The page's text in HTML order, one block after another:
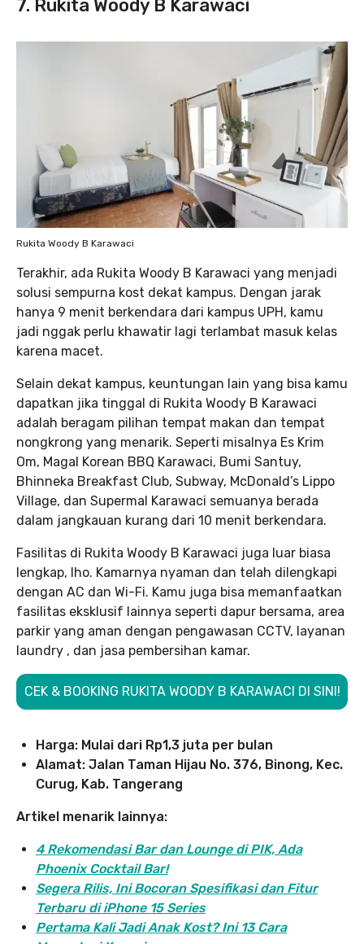
7. Rukita Woody B Karawaci
Rukita Woody B Karawaci
Terakhir, ada Rukita Woody B Karawaci yang menjadi
solusi sempurna kost dekat kampus. Dengan jarak
hanya 9 menit berkendara dari kampus UPH, kamu
jadi nggak perlu khawatir lagi terlambat masuk kelas
karena macet.
Selain dekat kampus, keuntungan lain yang bisa kamu
dapatkan jika tinggal di Rukita Woody B Karawaci
adalah beragam pilihan tempat makan dan tempat
nongkrong yang menarik. Seperti misalnya Es Krim
Om, Magal Korean BBQ Karawaci, Bumi Santuy,
Bhinneka Breakfast Club, Subway, McDonald’s Lippo
Village, dan Supermal Karawaci semuanya berada
dalam jangkauan kurang dari 10 menit berkendara.
Fasilitas di Rukita Woody B Karawaci juga luar biasa
lengkap, lho. Kamarnya nyaman dan telah dilengkapi
dengan AC dan Wi-Fi. Kamu juga bisa memanfaatkan
fasilitas eksklusif lainnya seperti dapur bersama, area
parkir yang aman dengan pengawasan CCTV, layanan
laundry , dan jasa pembersihan kamar.
CEK & BOOKING RUKITA WOODY B KARAWACI DI SINI!
Harga: Mulai dari Rp1,3 juta per bulan
Alamat: Jalan Taman Hijau No. 376, Binong, Kec.
Curug, Kab. Tangerang
Artikel menarik lainnya:
4 Rekomendasi Bar dan Lounge di PIK, Ada
Phoenix Cocktail Bar!
Segera Rilis, Ini Bocoran Spesifikasi dan Fitur
Terbaru di iPhone 15 Series
Pertama Kali Jadi Anak Kost? Ini 13 Cara